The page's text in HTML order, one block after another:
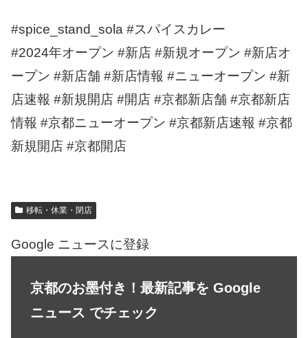
#spice_stand_sola #スパイスカレー
#2024年オープン #新店 #新規オープン #新店オ
ープン #新店舗 #新店情報 #ニューオープン #新
店速報 #新規開店 #開店 #京都新店舗 #京都新店
情報 #京都ニューオープン #京都新店速報 #京都
新規開店 #京都開店
移転・休業・閉店
Google ニュースに登録
京都のお墨付き！最新記事を Google
ニュース でチェック